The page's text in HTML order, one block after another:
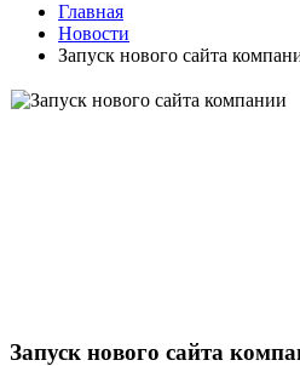
Главная
Новости
Запуск нового сайта
Запуск нового сайта